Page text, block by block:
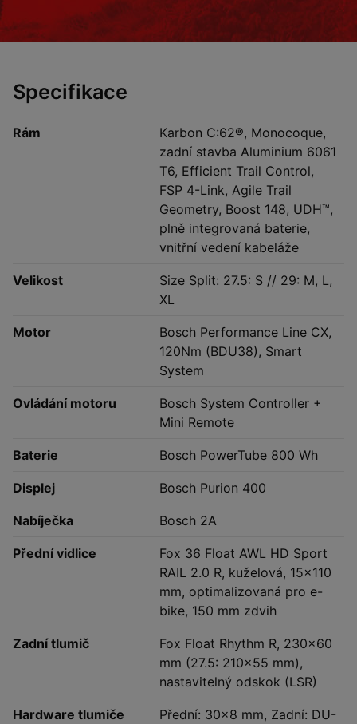
Specifikace
Rám
Karbon C:62®, Monocoque,
zadní stavba Aluminium 6061
T6, Efficient Trail Control,
FSP 4-Link, Agile Trail
Geometry, Boost 148, UDH™,
plně integrovaná baterie,
vnitřní vedení kabeláže
Velikost
Size Split: 27.5: S // 29: M, L,
XL
Motor
Bosch Performance Line CX,
120Nm (BDU38), Smart
System
Ovládání motoru
Bosch System Controller +
Mini Remote
Baterie Bosch PowerTube 800 Wh
Displej Bosch Purion 400
Nabíječka Bosch 2A
Přední vidlice
Fox 36 Float AWL HD Sport
RAIL 2.0 R, kuželová, 15x110
mm, optimalizovaná pro e-
bike, 150 mm zdvih
Zadní tlumič
Fox Float Rhythm R, 230x60
mm (27.5: 210x55 mm),
nastavitelný odskok (LSR)
Hardware tlumiče
Přední: 30x8 mm, Zadní: DU-